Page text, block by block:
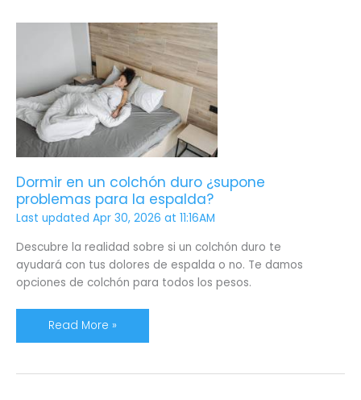
Dormir en un colchón duro ¿supone
problemas para la espalda?
Last updated Apr 30, 2026 at 11:16AM
Descubre la realidad sobre si un colchón duro te
ayudará con tus dolores de espalda o no. Te damos
opciones de colchón para todos los pesos.
colchón
duro
¿supone
problemas
para
espalda?
Read More »